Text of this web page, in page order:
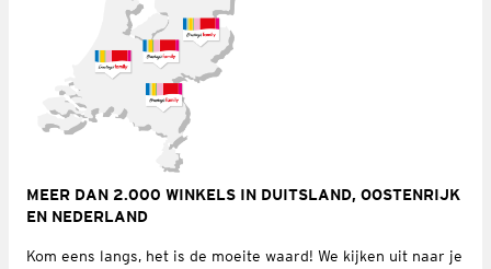
MEER DAN 2.000 WINKELS IN DUITSLAND, OOSTENRIJK
EN NEDERLAND
Kom eens langs, het is de moeite waard! We kijken uit naar je